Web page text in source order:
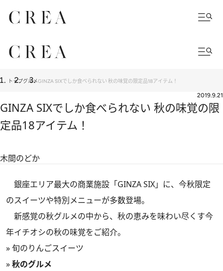
トップグルメGINZA SIXでしか食べられない 秋の味覚の限定品18アイテム！
2019.9.21
GINZA SIXでしか食べられない 秋の味覚の限
定品18アイテム！
木間のどか
銀座エリア最大の商業施設「GINZA SIX」に、今秋限定
のスイーツや特別メニューが多数登場。
新感覚の秋グルメの中から、秋の恵みを味わい尽くす今
年イチオシの秋の味覚をご紹介。
»旬のりんごスイーツ
»秋のグルメ